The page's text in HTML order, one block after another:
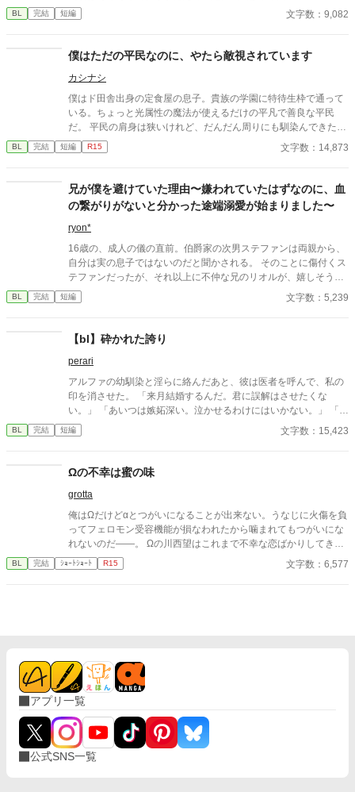
定。■『それは愛か本能か』と同じ世界設定です。関係は一切な
し。
BL 完結 短編 文字数：9,082
僕はただの平民なのに、やたら敵視されています
カシナシ
僕はド田舎出身の定食屋の息子。貴族の学園に特待生枠で通って
いる。ちょっと光属性の魔法が使えるだけの平凡で善良な平民
だ。 平民の肩身は狭いけれど、だんだん周りにも馴染んできた
所。 真面目に勉強をしているだけなのに、何故か公爵令嬢に目を
つけられてしまったようでーー？
BL 完結 短編 R15 文字数：14,873
兄が僕を避けていた理由〜嫌われていたはずなのに、血
の繋がりがないと分かった途端溺愛が始まりました〜
ryon*
16歳の、成人の儀の直前。伯爵家の次男ステファンは両親から、
自分は実の息子ではないのだと聞かされる。 そのことに傷付くス
テファンだったが、それ以上に不仲な兄のリオルが、嬉しそうに
笑う横顔を見てショックを受ける。 幼い頃は仲の良かったリオル
にここまで嫌われているのであれば、兄が爵位を継げば、早々に
極的に結婚相手を探そうとするが、なぜか毎回リオルに妨害され
て……！？
BL 完結 短編 文字数：5,239
【bl】砕かれた誇り
perari
アルファの幼馴染と淫らに絡んだあと、彼は医者を呼んで、私の
印を消させた。 「来月結婚するんだ。君に誤解はさせたくな
い。」 「あいつは嫉妬深い。泣かせるわけにはいかない。」 「君
ももう年頃の残り物のオメガだろ？ 俺の印をつけたまま、他の
アルファとお見合いするなんてありえない。」 彼は冷たく、けれ
す。 「長い間、俺に従ってきたんだから、君を傷つけたりはしな
い。」 「結婚の日には招待状を送る。必ず来て、席につけよ。」
--- いくつかのコメントを拝見し、大変申し訳なく思っておりま
す。 私は現在日本語を勉強しており、この文章はAI作品ではあり
ませんが、 一部に翻訳ソフトを使用しています。 もし読んでくだ
さる中で日本語のおかしな点をご指摘いただけましたら、 本当に
BL 完結 短編 文字数：15,423
Ωの不幸は蜜の味
grotta
俺はΩだけどαとつがいになることが出来ない。うなじに火傷を負
ってフェロモン受容機能が損なわれたから噛まれてもつがいにな
れないのだ――。 Ωの川西望はこれまで不幸な恋ばかりしてき
た。 そんな自分でも良いと言ってくれた相手と結婚することにな
るも、直前で婚約は破棄される。 何もかも諦めかけた時、望に同
BL 完結 ｼｮｰﾄｼｮｰﾄ R15 文字数：6,577
アプリ一覧
公式SNS一覧